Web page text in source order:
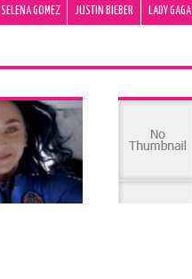
SELENA GOMEZ JUSTIN BIEBER LADY GAGA